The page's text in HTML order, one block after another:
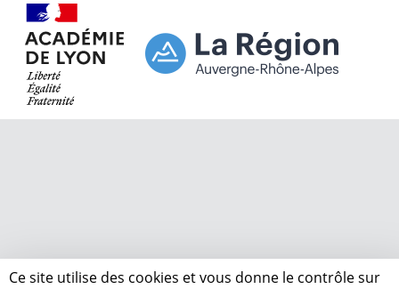
Ce site utilise des cookies et vous donne le contrôle sur